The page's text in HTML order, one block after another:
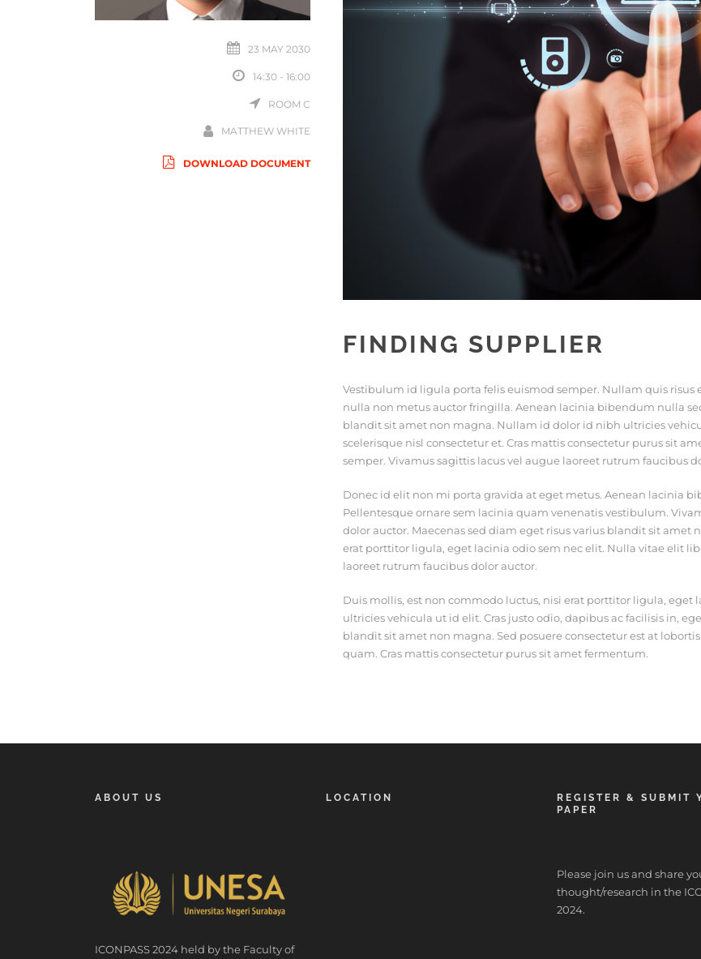
23 MAY 2030
14:30 - 16:00
ROOM C
MATTHEW WHITE
DOWNLOAD DOCUMENT
FINDING SUPPLIER
Vestibulum id ligula porta felis euismod semper. Nullam quis
nulla non metus auctor fringilla. Aenean lacinia bibendum nulla
blandit sit amet non magna. Nullam id dolor id nibh ultricies
scelerisque nisl consectetur et. Cras mattis consectetur purus sit
semper. Vivamus sagittis lacus vel augue laoreet rutrum faucibus
Donec id elit non mi porta gravida at eget metus. Aenean lacinia
Pellentesque ornare sem lacinia quam venenatis vestibulum.
dolor auctor. Maecenas sed diam eget risus varius blandit sit
erat porttitor ligula, eget lacinia odio sem nec elit. Nulla vitae elit
laoreet rutrum faucibus dolor auctor.
Duis mollis, est non commodo luctus, nisi erat porttitor ligula,
ultricies vehicula ut id elit. Cras justo odio, dapibus ac facilisis in,
blandit sit amet non magna. Sed posuere consectetur est at
quam. Cras mattis consectetur purus sit amet fermentum.
ABOUT US
ICONPASS 2024 held by the Faculty of
LOCATION
REGISTER & SUBMIT
PAPER
Please join us and share
thought/research in the
2024.